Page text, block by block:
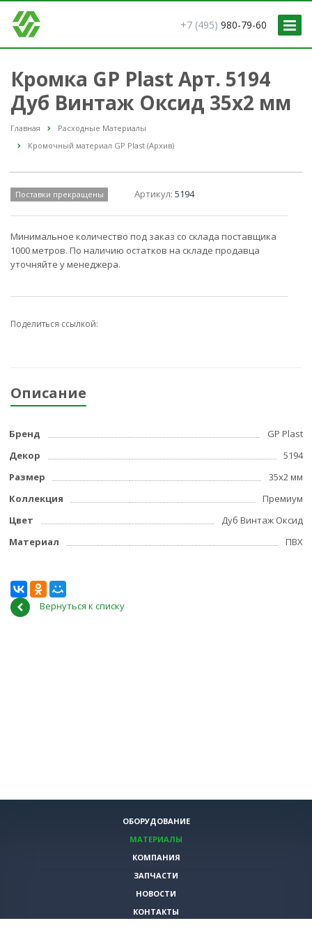
+7 (495) 980-79-60
Кромка GP Plast Арт. 5194
Дуб Винтаж Оксид 35x2 мм
Главная
Расходные Материалы
Кромочный материал GP Plast (Архив)
Поставки прекращены Артикул:5194
Минимальное количество под заказ со склада поставщика
1000 метров. По наличию остатков на складе продавца
уточняйте у менеджера.
Поделиться ссылкой:
Описание
Бренд
GP Plast
Декор
5194
Размер
35x2 мм
Коллекция
Премиум
Цвет
Дуб Винтаж Оксид
Материал
ПВХ
Вернуться к списку
ОБОРУДОВАНИЕ
МАТЕРИАЛЫ
КОМПАНИЯ
ЗАПЧАСТИ
НОВОСТИ
КОНТАКТЫ